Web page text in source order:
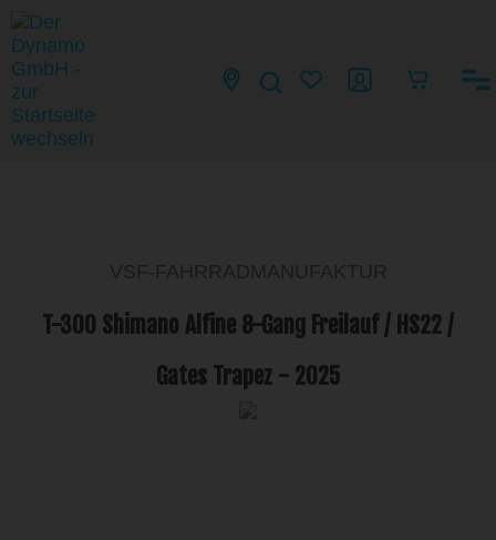
VSF-FAHRRADMANUFAKTUR
T-300 Shimano Alfine 8-Gang Freilauf / HS22 /
Gates Trapez - 2025